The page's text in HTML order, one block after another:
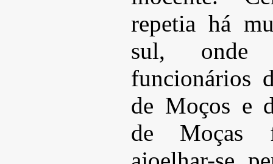
repetia há
sul,
funcionários
de Moços e
de Moças